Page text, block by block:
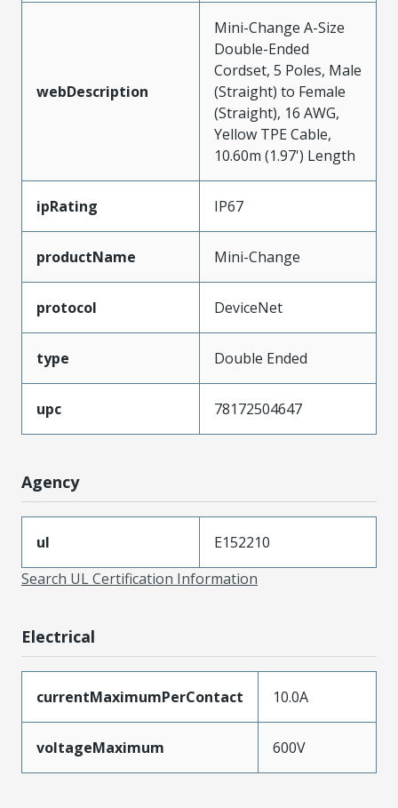
webDescription
Mini-Change A-Size
Double-Ended
Cordset, 5 Poles, Male
(Straight) to Female
(Straight), 16 AWG,
Yellow TPE Cable,
10.60m (1.97') Length
ipRating IP67
productName Mini-Change
protocol DeviceNet
type Double Ended
upc 78172504647
Agency
ul
E152210
Search UL Certification Information
Electrical
currentMaximumPerContact 10.0A
voltageMaximum 600V